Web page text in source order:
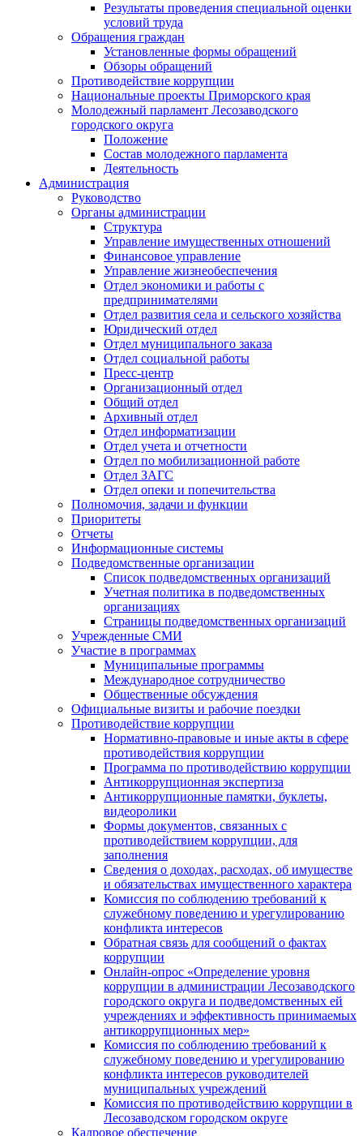
Результаты проведения специальной оценки
условий труда
Обращения граждан
Установленные формы обращений
Обзоры обращений
Противодействие коррупции
Национальные проекты Приморского края
Молодежный парламент Лесозаводского
городского округа
Положение
Состав молодежного парламента
Деятельность
Администрация
Руководство
Органы администрации
Структура
Управление имущественных отношений
Финансовое управление
Управление жизнеобеспечения
Отдел экономики и работы с
предпринимателями
Отдел развития села и сельского хозяйства
Юридический отдел
Отдел муниципального заказа
Отдел социальной работы
Пресс-центр
Организационный отдел
Общий отдел
Архивный отдел
Отдел информатизации
Отдел учета и отчетности
Отдел по мобилизационной работе
Отдел ЗАГС
Отдел опеки и попечительства
Полномочия, задачи и функции
Приоритеты
Отчеты
Информационные системы
Подведомственные организации
Список подведомственных организаций
Учетная политика в подведомственных
организациях
Страницы подведомственных организаций
Учрежденные СМИ
Участие в программах
Муниципальные программы
Международное сотрудничество
Общественные обсуждения
Официальные визиты и рабочие поездки
Противодействие коррупции
Нормативно-правовые и иные акты в сфере
противодействия коррупции
Программа по противодействию коррупции
Антикоррупционная экспертиза
Антикоррупционные памятки, буклеты,
видеоролики
Формы документов, связанных с
противодействием коррупции, для
заполнения
Сведения о доходах, расходах, об имуществе
и обязательствах имущественного характера
Комиссия по соблюдению требований к
служебному поведению и урегулированию
конфликта интересов
Обратная связь для сообщений о фактах
коррупции
Онлайн-опрос «Определение уровня
коррупции в администрации Лесозаводского
городского округа и подведомственных ей
учреждениях и эффективность принимаемых
антикоррупционных мер»
Комиссия по соблюдению требований к
служебному поведению и урегулированию
конфликта интересов руководителей
муниципальных учреждений
Комиссия по противодействию коррупции в
Лесозаводском городском округе
Кадровое обеспечение